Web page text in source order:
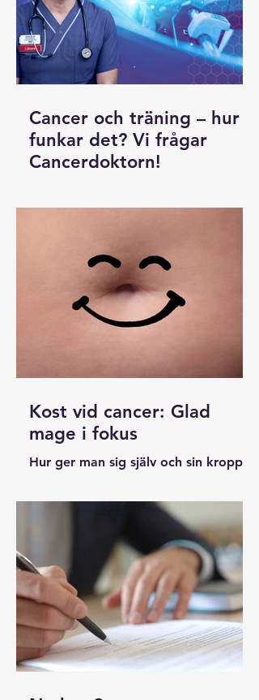
framsteg och hoppas nå kliniska
studier på människa inom 1,5 år.
Uppdatering 2 juni 2026: Vid den
regionala cancerdagen i Stockholm
föreläste Leif Eriksson om sin
forskning. På tåget på vägen dit
hade han fått en
Cancer och träning – hur
funkar det? Vi frågar
Cancerdoktorn!
rörelse gör oss generellt mer
motståndskraftiga mot sjukdomar.
Men hur funkar det med träning när
man redan har cancer? Vi reder ut,
tillsammans med ”Cancerdoktorn”,
Robel Malki.
Kost vid cancer: Glad
mage i fokus
Hur ger man sig själv och sin kropp
så frisk som möjligt? Mycket av